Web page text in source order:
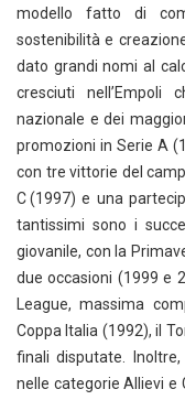
modello fatto di
sostenibilità e
dato grandi nomi al
cresciuti
nazionale e dei
promozioni in Serie A
con tre vittorie del
C (1997) e una
tantissimi sono i
giovanile, con la
due occasioni (1999 e
League, massima
Coppa Italia (1992), il
finali disputate.
nelle categorie Allievi e